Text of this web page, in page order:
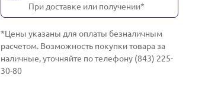
При доставке или получении*
*Цены указаны для оплаты безналичным
расчетом. Возможность покупки товара за
наличные, уточняйте по телефону (843) 225-
30-80